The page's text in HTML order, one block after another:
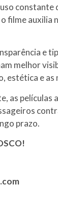
filme
e
melhor
e as
as películas
prazo.